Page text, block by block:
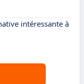
intéressante à